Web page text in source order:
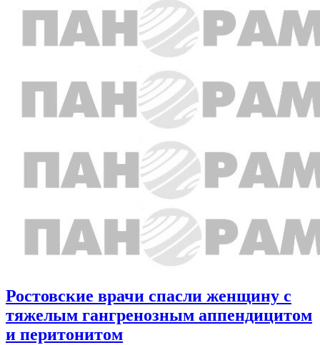
Ростовские врачи спасли женщину с
тяжелым гангренозным аппендицитом
и перитонитом